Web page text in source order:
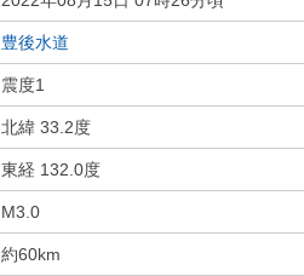
豊後水道
震度1
北緯 33.2度
東経 132.0度
M3.0
約60km